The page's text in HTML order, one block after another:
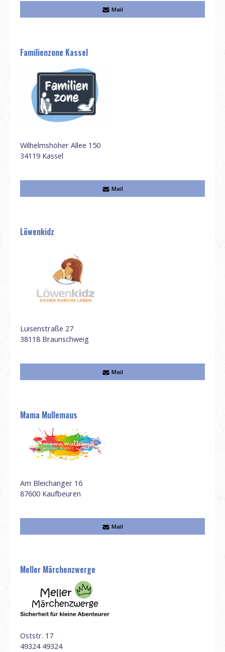
Mail
Familienzone Kassel
Wilhelmshöher Allee 150
34119 Kassel
Mail
Löwenkidz
Luisenstraße 27
38118 Braunschweig
Mail
Mama Mullemaus
Am Bleichanger 16
87600 Kaufbeuren
Mail
Meller Märchenzwerge
Oststr. 17
49324 49324